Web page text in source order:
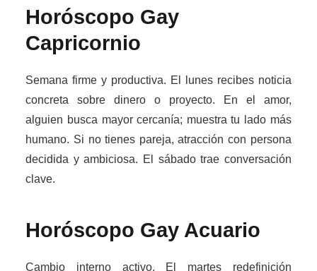
Horóscopo Gay
Capricornio
Semana firme y productiva. El lunes recibes noticia
concreta sobre dinero o proyecto. En el amor,
alguien busca mayor cercanía; muestra tu lado más
humano. Si no tienes pareja, atracción con persona
decidida y ambiciosa. El sábado trae conversación
clave.
Horóscopo Gay Acuario
Cambio interno activo. El martes redefinición